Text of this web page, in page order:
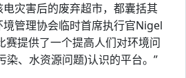
灾害后的废弃超市，都囊括其
管理协会临时首席执行官Nigel
赛提供了一个提高人们对环境问
染、水资源问题)认识的平台。”